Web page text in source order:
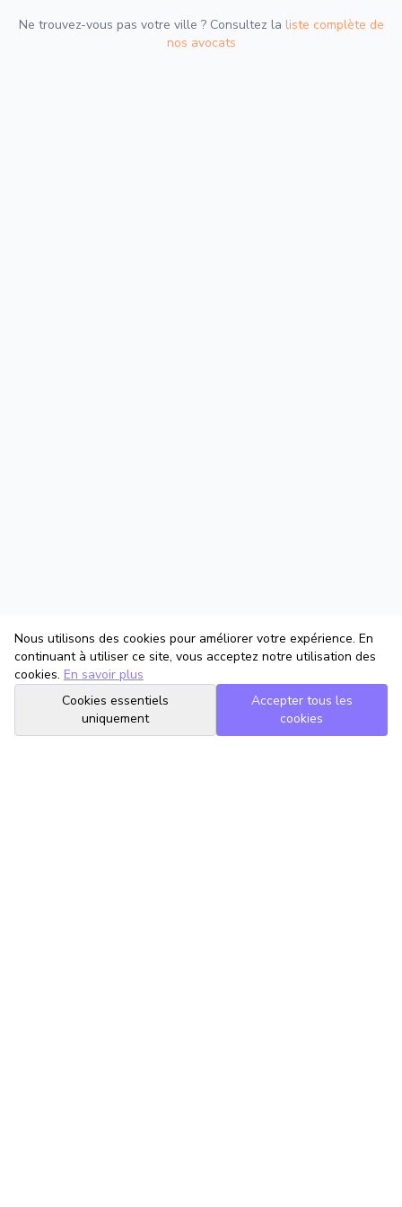
Ne trouvez-vous pas votre ville ? Consultez la liste complète de
nos avocats
Nous utilisons des cookies pour améliorer votre expérience. En
continuant à utiliser ce site, vous acceptez notre utilisation des
cookies. En savoir plus
Cookies essentiels
uniquement
Accepter tous les
cookies